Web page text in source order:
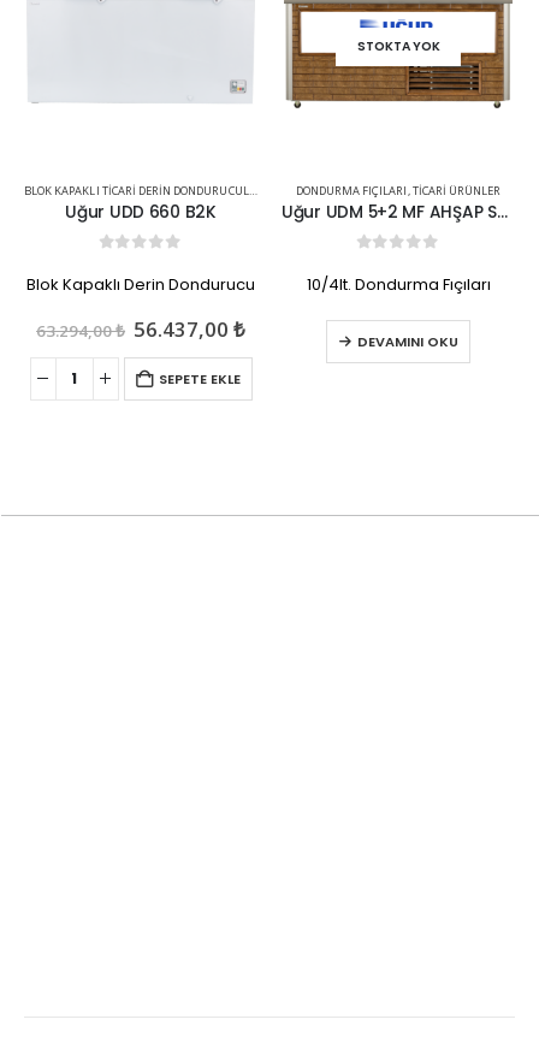
TICARI ÜRÜNLER
₺.
BLOK KAPAKLI TICARI DERIN DONDURUCULAR TICARI ÜRÜNLER
Uğur UDD 660 B2K
Blok Kapaklı Derin Dondurucu
63.294,00₺ Orijinal
63.294,00 ₺.
56.437,00 ₺Şu
fiyat:
SEPETE EKLE
STOKTA YOK
DONDURMA FIÇILARI,TICARI ÜRÜNLER
Uğur UDM 5+2 MF AHŞAP SOSLUKLU
10/4lt. Dondurma Fıçıları
DEVAMINI OKU